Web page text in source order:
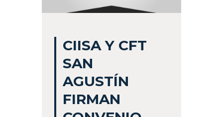
CIISA Y CFT
SAN
AGUSTÍN
FIRMAN